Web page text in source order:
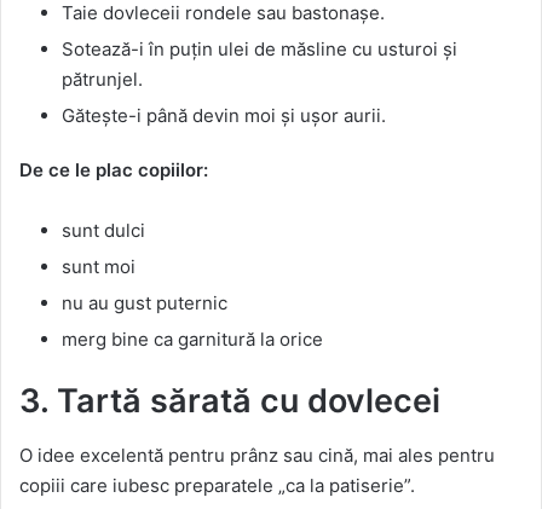
Taie dovleceii rondele sau bastonașe.
Sotează-i în puțin ulei de măsline cu usturoi și
pătrunjel.
Gătește-i până devin moi și ușor aurii.
De ce le plac copiilor:
sunt dulci
sunt moi
nu au gust puternic
merg bine ca garnitură la orice
3. Tartă sărată cu dovlecei
O idee excelentă pentru prânz sau cină, mai ales pentru
copiii care iubesc preparatele „ca la patiserie”.